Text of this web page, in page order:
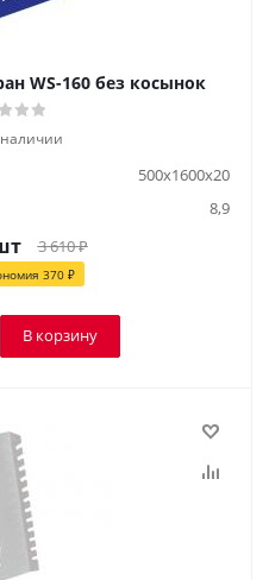
WS-160 без косынок
наличии
500x1600x20
8,9
3 610₽
370 ₽
В корзину